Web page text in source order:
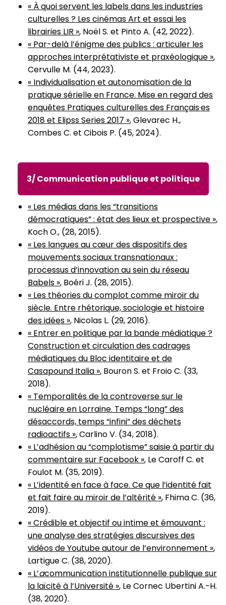
« À quoi servent les labels dans les industries
culturelles ? Les cinémas Art et essai les
librairies LIR », Noël S. et Pinto A. (42, 2022).
« Par-delà l’énigme des publics : articuler les
approches interprétativiste et praxéologique »,
Cervulle M. (44, 2023).
« Individualisation et autonomisation de la
pratique sérielle en France. Mise en regard des
enquêtes Pratiques culturelles des Français·es
2018 et Elipss Series 2017 », Glevarec H.,
Combes C. et Cibois P. (45, 2024).
3/ Communication publique et politique
« Les médias dans les “transitions
démocratiques” : état des lieux et prospective »,
Koch O., (28, 2015).
« Les langues au cœur des dispositifs des
mouvements sociaux transnationaux :
processus d’innovation au sein du réseau
Babels », Boéri J. (28, 2015).
« Les théories du complot comme miroir du
siècle. Entre rhétorique, sociologie et histoire
des idées », Nicolas L. (29, 2016).
« Entrer en politique par la bande médiatique ?
Construction et circulation des cadrages
médiatiques du Bloc identitaire et de
Casapound Italia », Bouron S. et Froio C. (33,
2018).
« Temporalités de la controverse sur le
nucléaire en Lorraine. Temps “long” des
désaccords, temps “infini” des déchets
radioactifs », Carlino V. (34, 2018).
« L’adhésion au “complotisme” saisie à partir du
commentaire sur Facebook », Le Caroff C. et
Foulot M. (35, 2019).
« L’identité en face à face. Ce que l’identité fait
et fait faire au miroir de l’altérité », Fhima C. (36,
2019).
« Crédible et objectif ou intime et émouvant :
une analyse des stratégies discursives des
vidéos de Youtube autour de l’environnement »,
Lartigue C. (38, 2020).
« L’acommunication institutionnelle publique sur
la laïcité à l’Université », Le Cornec Ubertini A.-H.
(38, 2020).